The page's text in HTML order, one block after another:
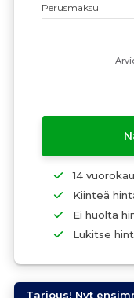
Perusmaksu
14
Kiinteä
Ei huolta
Lukitse
Tarjous! Nyt